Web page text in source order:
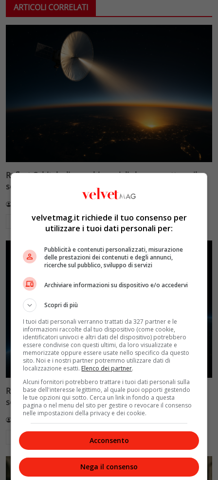
ARTICOLI CORRELATI
Reflect Orbital: gli specchi spaziali che promettono il
sole di notte (per 5mila dollari l’ora)
Leggi di più
Reflect Orbital: gli specchi spaziali che promettono il
sole di notte (per 5mila dollari l’ora)
Leggi di più
velvetmag.it richiede il tuo consenso per
utilizzare i tuoi dati personali per:
Pubblicità e contenuti personalizzati, misurazione
delle prestazioni dei contenuti e degli annunci,
ricerche sul pubblico, sviluppo di servizi
Archiviare informazioni su dispositivo e/o accedervi
Scopri di più
I tuoi dati personali verranno trattati da 327 partner e le
informazioni raccolte dal tuo dispositivo (come cookie,
identificatori univoci e altri dati del dispositivo) potrebbero
essere condivise con questi ultimi, da loro visualizzate e
memorizzate oppure essere usate nello specifico da questo
sito. Noi e i nostri partner potremmo utilizzare dati di
localizzazione esatti. Elenco dei partner.
Alcuni fornitori potrebbero trattare i tuoi dati personali sulla
base dell'interesse legittimo, al quale puoi opporti gestendo
le tue opzioni qui sotto. Cerca un link in fondo a questa
pagina o nel menu del sito per gestire o revocare il consenso
nelle impostazioni della privacy e dei cookie.
Acconsento
Nega il consenso